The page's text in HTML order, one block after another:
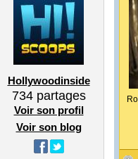
Hollywoodinside
734partages
Voir son profil
Voir son blog